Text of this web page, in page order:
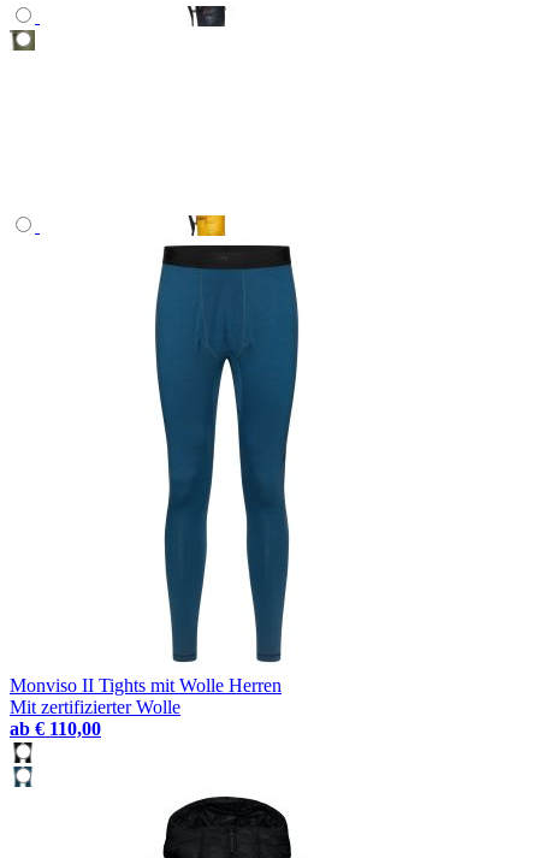
Monviso II Tights mit Wolle Herren
Mit zertifizierter Wolle
ab € 110,00